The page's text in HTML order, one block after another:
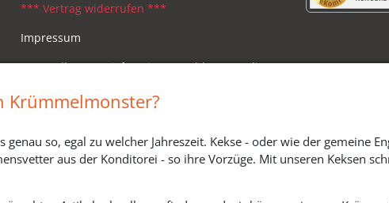
*** Vertrag widerrufen ***
Impressum
Versandkosten, Lieferzeiten & Zahlungsmodi
Widerrufsbelehrung
Krümmelmonster?
genau so, egal zu welcher Jahreszeit. Kekse - oder wie der gemeine
aus der Konditorei - so ihre Vorzüge. Mit unseren Keksen